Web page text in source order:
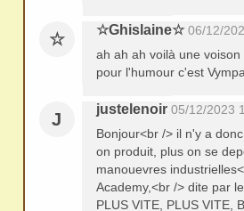
☆ ☆Ghislaine☆ 06/12/
ah ah ah voilà une
pour l'humour c'est
J
justelenoir 05/12/2023
Bonjour<br /> il n'y a
on produit, plus on se
manouevres
Academy,<br /> dite par
PLUS VITE, PLUS VITE,